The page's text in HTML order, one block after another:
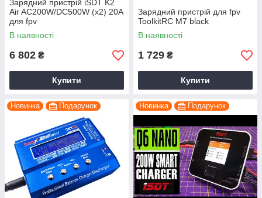
Зарядний пристрій iSDT K2
Air AC200W/DC500W (x2) 20A
для fpv
В наявності
6 802 ₴
Купити
Зарядний пристрій для fpv
ToolkitRC M7 black
В наявності
1 729 ₴
Купити
Новинка Подарунок Новинка Подарунок